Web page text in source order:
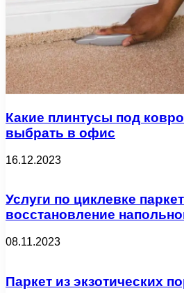
Какие плинтусы под
выбрать в офис
16.12.2023
Услуги по циклевке
восстановление
08.11.2023
Паркет из экзотических